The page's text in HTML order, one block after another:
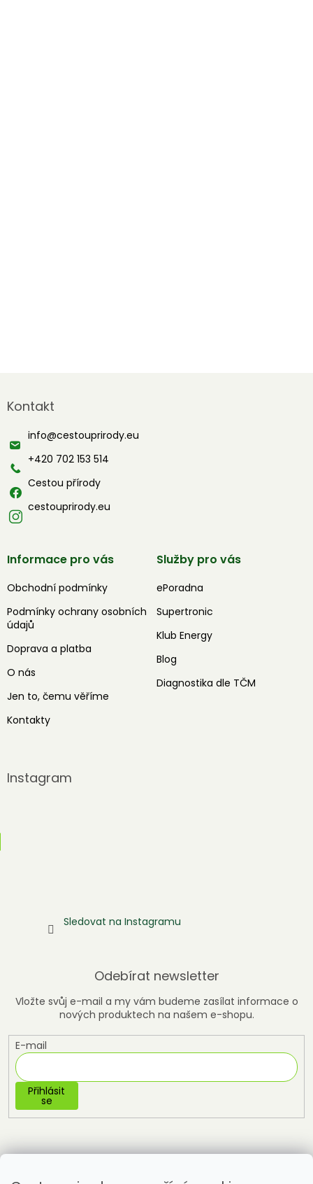
p
t
Kontakt
info@cestouprirody.eu
+420 702 153 514
Cestou přírody
cestouprirody.eu
Informace pro vás
Obchodní podmínky
Podmínky ochrany osobních
údajů
Doprava a platba
O nás
Jen to, čemu věříme
Kontakty
Služby pro vás
ePoradna
Supertronic
Klub Energy
Blog
Diagnostika dle TČM
Instagram
Sledovat na Instagramu
Odebírat newsletter
Vložte svůj e-mail a my vám budeme zasílat informace o
nových produktech na našem e-shopu.
E-mail
Přihlásit
se